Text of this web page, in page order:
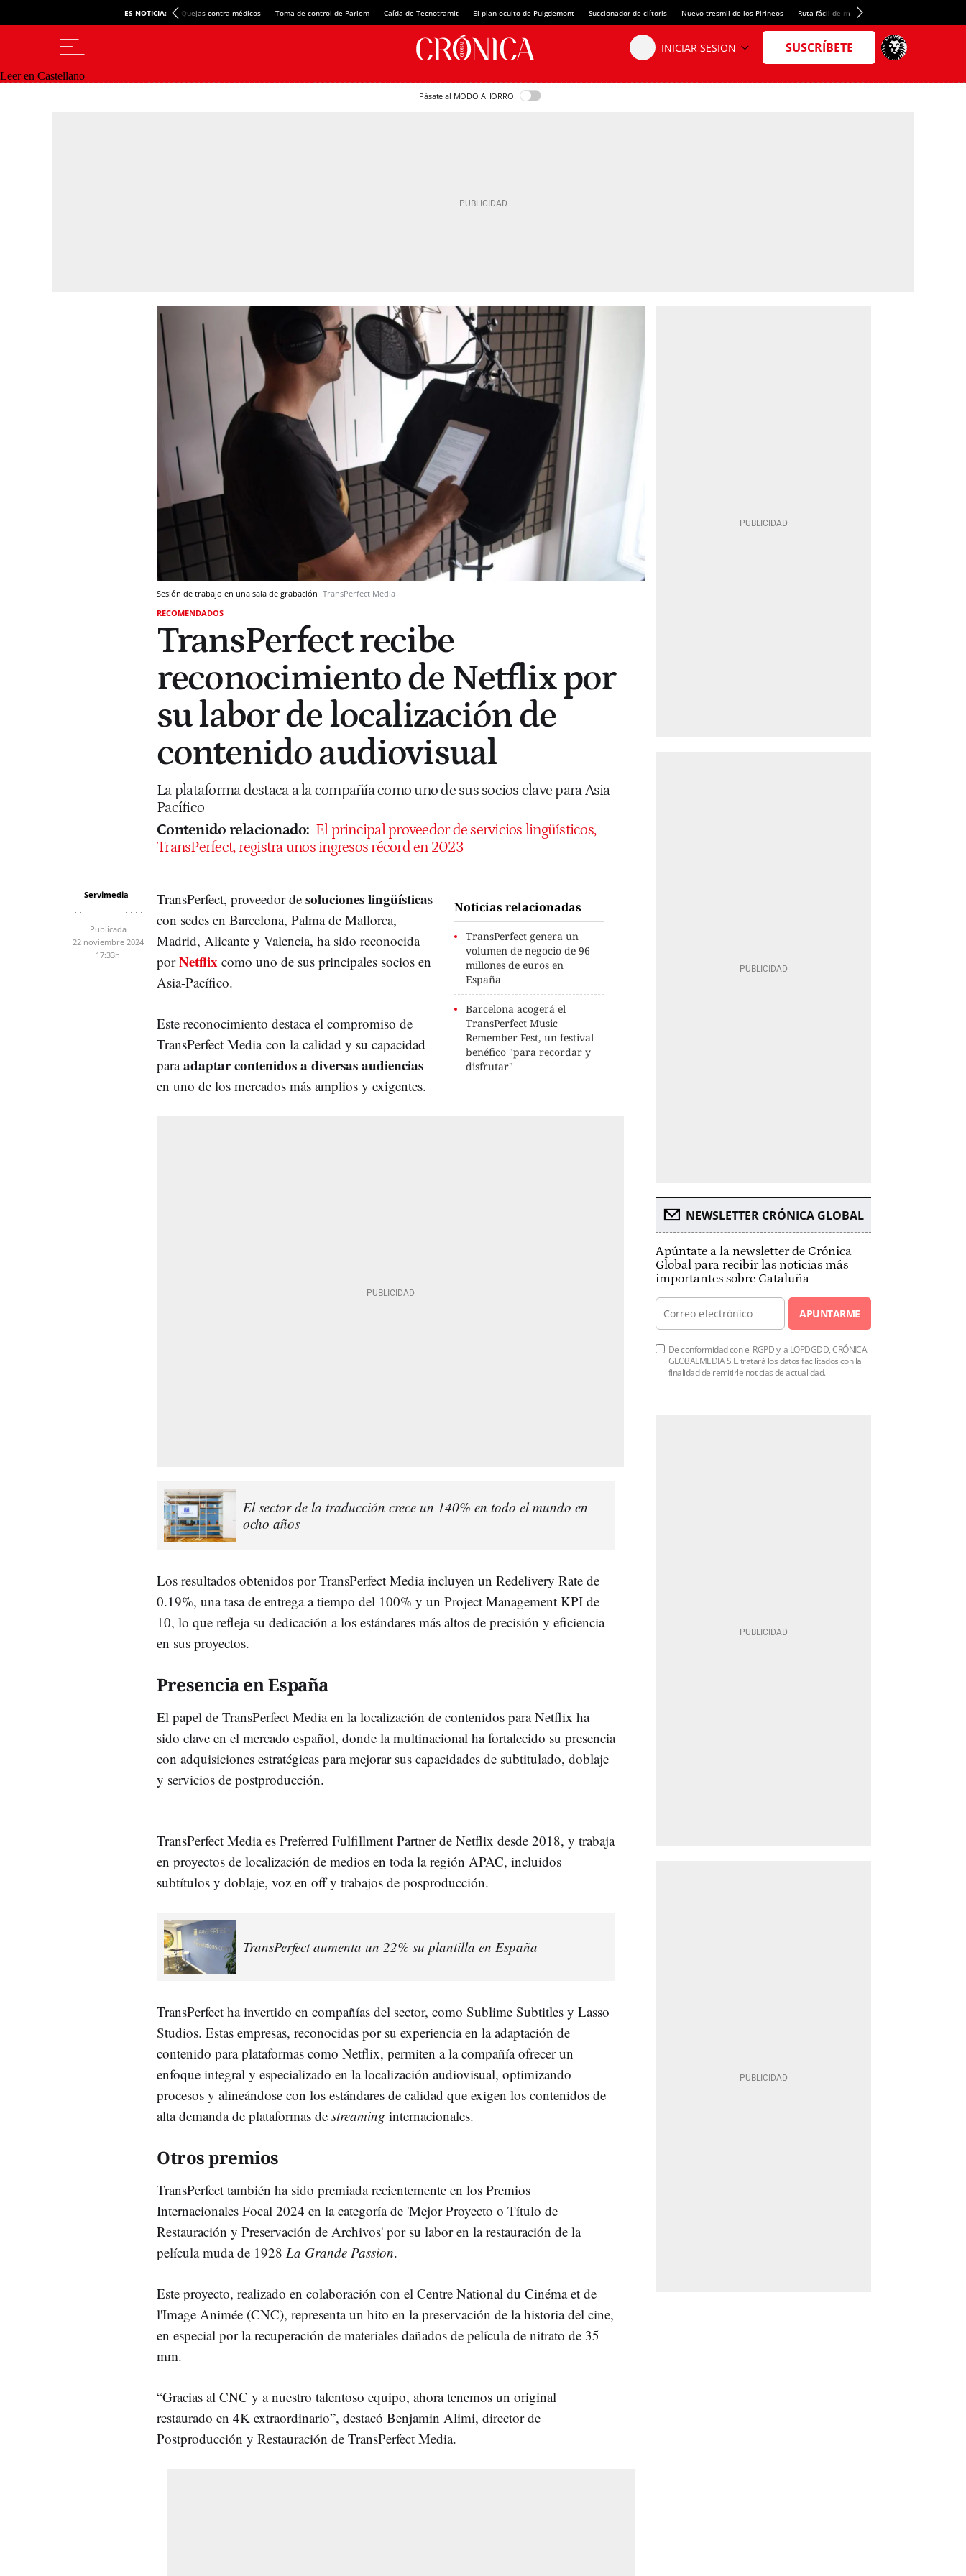
ES NOTICIA: Quejas contra médicos Toma de control de Parlem Caída de Tecnotramit El plan oculto de Puigdemont Succionador de clítoris Nuevo tresmil de los Pirineos Ruta fácil de montaña
Leer en Castellano
Pásate al MODO AHORRO
Sesión de trabajo en una sala de grabación TransPerfect Media
RECOMENDADOS
TransPerfect recibe
reconocimiento de Netflix por
su labor de localización de
contenido audiovisual
La plataforma destaca a la compañía como uno de sus socios clave para Asia-
Pacífico
Contenido relacionado: El principal proveedor de servicios lingüísticos,
TransPerfect, registra unos ingresos récord en 2023
Servimedia
Publicada
22 noviembre 2024
17:33h
Noticias relacionadas
TransPerfect genera un
volumen de negocio de 96
millones de euros en
España
Barcelona acogerá el
TransPerfect Music
Remember Fest, un festival
benéfico "para recordar y
disfrutar"
TransPerfect, proveedor de soluciones lingüísticas
con sedes en Barcelona, Palma de Mallorca,
Madrid, Alicante y Valencia, ha sido reconocida
porNetflix como uno de sus principales socios en
Asia-Pacífico.
Este reconocimiento destaca el compromiso de
TransPerfect Media con la calidad y su capacidad
paraadaptar contenidos a diversas audiencias
en uno de los mercados más amplios y exigentes.
El sector de la traducción crece un 140% en todo el mundo en
ocho años
Los resultados obtenidos por TransPerfect Media incluyen un Redelivery Rate de
0.19%, una tasa de entrega a tiempo del 100% y un Project Management KPI de
10, lo que refleja su dedicación a los estándares más altos de precisión y eficiencia
en sus proyectos.
Presencia en España
El papel de TransPerfect Media en la localización de contenidos para Netflix ha
sido clave en el mercado español, donde la multinacional ha fortalecido su presencia
con adquisiciones estratégicas para mejorar sus capacidades de subtitulado, doblaje
y servicios de postproducción.
TransPerfect Media es Preferred Fulfillment Partner de Netflix desde 2018, y trabaja
en proyectos de localización de medios en toda la región APAC, incluidos
subtítulos y doblaje, voz en off y trabajos de posproducción.
TransPerfect aumenta un 22% su plantilla en España
TransPerfect ha invertido en compañías del sector, como Sublime Subtitles y Lasso
Studios. Estas empresas, reconocidas por su experiencia en la adaptación de
contenido para plataformas como Netflix, permiten a la compañía ofrecer un
enfoque integral y especializado en la localización audiovisual, optimizando
procesos y alineándose con los estándares de calidad que exigen los contenidos de
alta demanda de plataformas de streaming internacionales.
Otros premios
TransPerfect también ha sido premiada recientemente en los Premios
Internacionales Focal 2024 en la categoría de 'Mejor Proyecto o Título de
Restauración y Preservación de Archivos' por su labor en la restauración de la
película muda de 1928 La Grande Passion.
Este proyecto, realizado en colaboración con el Centre National du Cinéma et de
l'Image Animée (CNC), representa un hito en la preservación de la historia del cine,
en especial por la recuperación de materiales dañados de película de nitrato de 35
mm.
“Gracias al CNC y a nuestro talentoso equipo, ahora tenemos un original
restaurado en 4K extraordinario”, destacó Benjamin Alimi, director de
Postproducción y Restauración de TransPerfect Media.
NEWSLETTER CRÓNICA GLOBAL
Apúntate a la newsletter de Crónica
Global para recibir las noticias más
importantes sobre Cataluña
APUNTARME
De conformidad con el RGPD y la LOPDGDD, CRÓNICA
GLOBALMEDIA S.L. tratará los datos facilitados con la
finalidad de remitirle noticias de actualidad.